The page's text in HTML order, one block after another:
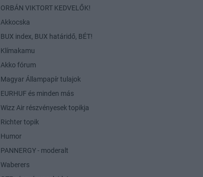
ORBÁN VIKTORT KEDVELŐK!
Akkocska
BUX index, BUX határidő, BÉT!
Klímakamu
Akko fórum
Magyar Állampapír tulajok
EURHUF és minden más
Wizz Air részvényesek topikja
Richter topik
Humor
PANNERGY - moderalt
Waberers